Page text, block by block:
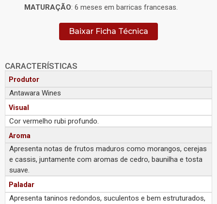
MATURAÇÃO: 6 meses em barricas francesas.
Baixar Ficha Técnica
CARACTERÍSTICAS
Produtor
Antawara Wines
Visual
Cor vermelho rubi profundo.
Aroma
Apresenta notas de frutos maduros como morangos, cerejas
e cassis, juntamente com aromas de cedro, baunilha e tosta
suave.
Paladar
Apresenta taninos redondos, suculentos e bem estruturados,